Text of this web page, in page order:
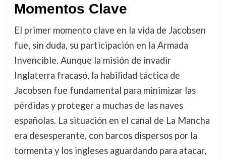
Momentos Clave
El primer momento clave en la vida de Jacobsen
fue, sin duda, su participación en la Armada
Invencible. Aunque la misión de invadir
Inglaterra fracasó, la habilidad táctica de
Jacobsen fue fundamental para minimizar las
pérdidas y proteger a muchas de las naves
españolas. La situación en el canal de La Mancha
era desesperante, con barcos dispersos por la
tormenta y los ingleses aguardando para atacar,